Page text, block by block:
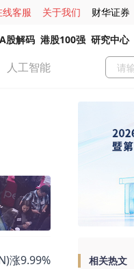
线客服 关于我们 财华证券
A股解码 港股100强 研究中心
人工智能
涨9.99%
相关热文